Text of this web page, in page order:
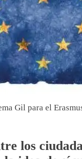
Gil para el
los